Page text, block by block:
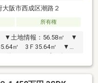
大阪市西成区潮路２
所有権
地情報：56.58㎡ ▼
㎡ 3Ｆ35.64㎡ ▼道
▼三路線利用